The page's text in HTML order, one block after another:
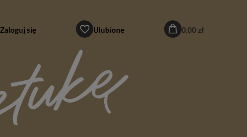
Zaloguj się Ulubione 0,00 zł